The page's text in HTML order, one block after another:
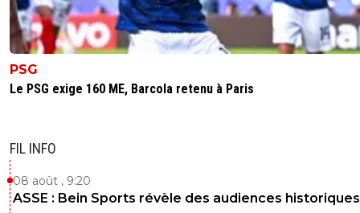
PSG
Le PSG exige 160 ME, Barcola retenu à Paris
FIL INFO
08 août , 9:20
ASSE : Bein Sports révèle des audiences historiques